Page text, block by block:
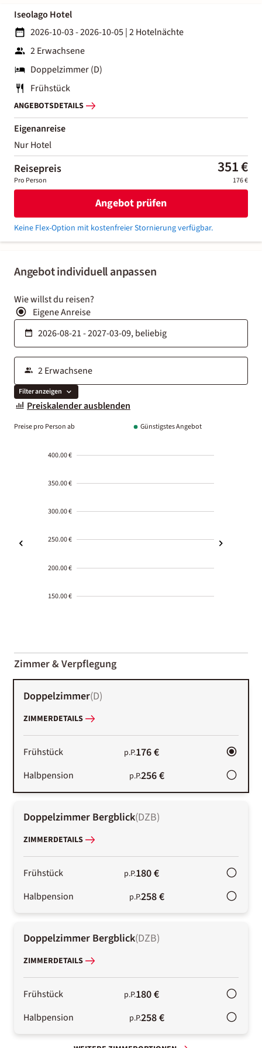
Angebot individuell anpassen
Wie willst du reisen?
Eigene Anreise
Filter anzeigen
Preiskalender ausblenden
Preise pro Person ab Günstigstes Angebot
400.00 €
350.00 €
300.00 €
250.00 €
200.00 €
150.00 €
01-02
Zimmer & Verpflegung
Doppelzimmer(D)
ZIMMERDETAILS
Frühstück p.P.176 €
Halbpension p.P.256 €
Doppelzimmer Bergblick(DZB)
ZIMMERDETAILS
Frühstück p.P.180 €
Halbpension p.P.258 €
Doppelzimmer Bergblick(DZB)
ZIMMERDETAILS
Frühstück p.P.180 €
Halbpension p.P.258 €
Iseolago Hotel
2026-10-03 - 2026-10-05|2 Hotelnächte
2 Erwachsene
Doppelzimmer (D)
Frühstück
ANGEBOTSDETAILS
Eigenanreise
Nur Hotel
Reisepreis 351 €
Pro Person 176 €
Angebot prüfen
Keine Flex-Option mit kostenfreier Stornierung verfügbar.